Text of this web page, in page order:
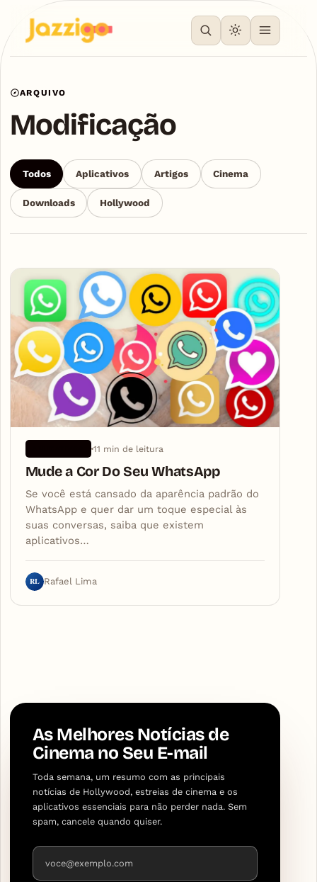
ARQUIVO
Modificação
Todos Aplicativos Artigos Cinema
Downloads Hollywood
Articles
11 min de leitura
Mude a Cor Do Seu WhatsApp
Se você está cansado da aparência padrão do
WhatsApp e quer dar um toque especial às
suas conversas, saiba que existem
aplicativos…
RL Rafael Lima
As Melhores Notícias de
Cinema no Seu E-mail
Toda semana, um resumo com as principais
notícias de Hollywood, estreias de cinema e os
aplicativos essenciais para não perder nada. Sem
spam, cancele quando quiser.
Endereço de e-mail